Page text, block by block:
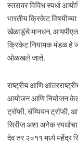
स्तरावर विविध स्पर्धा
भारतीय क्रिकेट
खेळाडूंचे मानधन, आयपीएल,
क्रिकेट नियामक मंडळ हे
ओळखले जाते.
राष्ट्रीय आणि
आयोजन आणि नियोजन
ट्रॉफी, चॅम्पियन ट्रॉफी,
सिरीज अशा अनेक
देव तर २०११ मध्ये महेंद्र